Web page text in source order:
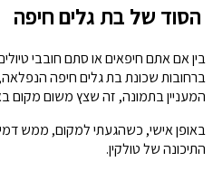
הסוד של בתגליםחיפה
בין אם אתם חיפאים או סתם חובבי
ברחובות שכונת בת גלים חיפה
המעניין בתמונה, זה שצץ משום מקום
באופן אישי, כשהגעתי למקום, ממש
התיכונה של טולקין.